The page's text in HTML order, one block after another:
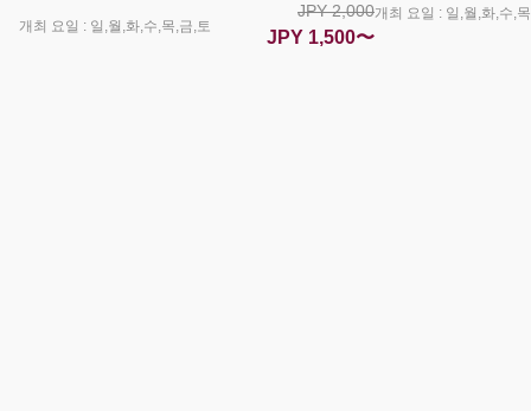
개최 요일 : 일,월,화,수,목,금,토
JPY 2,000
JPY 1,500〜
개최 요일 : 일,월,화,수,